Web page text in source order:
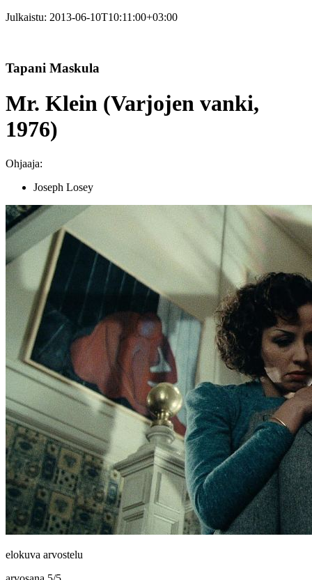
Julkaistu: 2013-06-10T10:11:00+03:00
Tapani Maskula
Mr. Klein (Varjojen vanki,
1976)
Ohjaaja:
Joseph Losey
elokuva arvostelu